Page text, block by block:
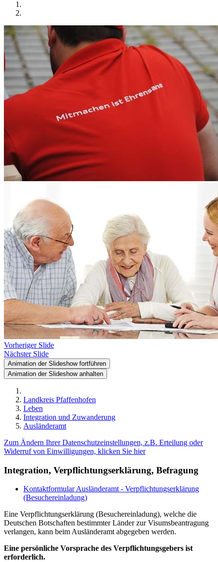
Vorheriger Slide
Nächster Slide
Animation der Slideshow fortführen
Animation der Slideshow anhalten
Landkreis Pfaffenhofen
Leben
Integration und Zuwanderung
Ausländeramt
Zum Ändern Ihrer Datenschutzeinstellungen, z.B. Erteilung oder
Widerruf von Einwilligungen, klicken Sie hier
Integration, Verpflichtungserklärung, Befragung
Kontaktformular Ausländeramt - Verpflichtungserklärung
(Besuchereinladung)
Eine Verpflichtungserklärung (Besuchereinladung), welche die
Deutschen Botschaften bestimmter Länder zur Visumsbeantragung
verlangen, kann beim Ausländeramt abgegeben werden.
Eine persönliche Vorsprache des Verpflichtungsgebers ist
erforderlich.